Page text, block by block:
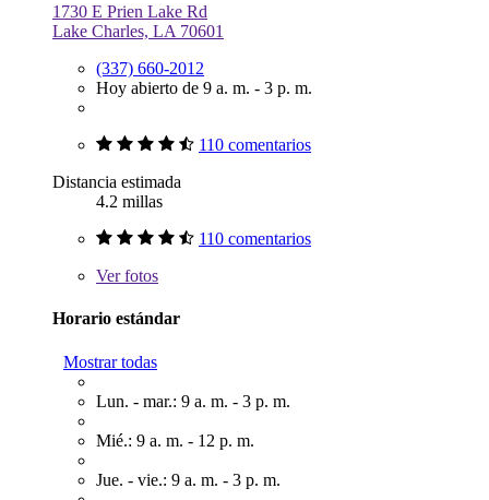
1730 E Prien Lake Rd
Lake Charles, LA 70601
(337) 660-2012
Hoy abierto de 9 a. m. - 3 p. m.
110 comentarios
Distancia estimada
4.2 millas
110 comentarios
Verfotos
Horario estándar
Mostrar todas
Lun. - mar.: 9 a. m. - 3 p. m.
Mié.: 9 a. m. - 12 p. m.
Jue. - vie.: 9 a. m. - 3 p. m.